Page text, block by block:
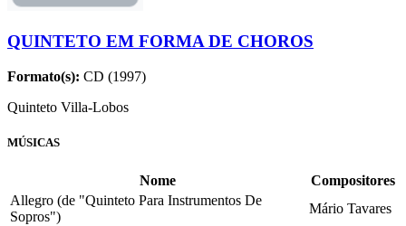
QUINTETO EM FORMA DE CHOROS
Formato(s): CD (1997)
Quinteto Villa-Lobos
MÚSICAS
Nome
Compositores
Allegro (de "Quinteto Para Instrumentos De
Sopros")
Mário Tavares